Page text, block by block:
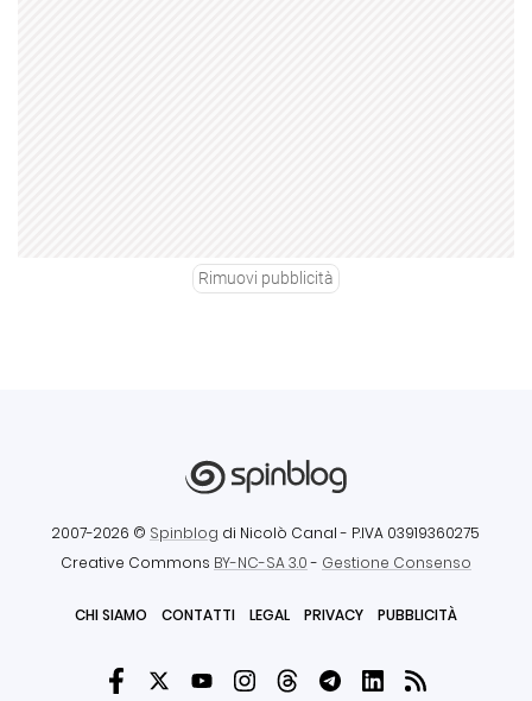
Rimuovi pubblicità
2007-2026 © Spinblog di Nicolò Canal - P.IVA 03919360275
Creative Commons BY-NC-SA 3.0- Gestione Consenso
CHI SIAMO CONTATTI LEGAL PRIVACY PUBBLICITÀ